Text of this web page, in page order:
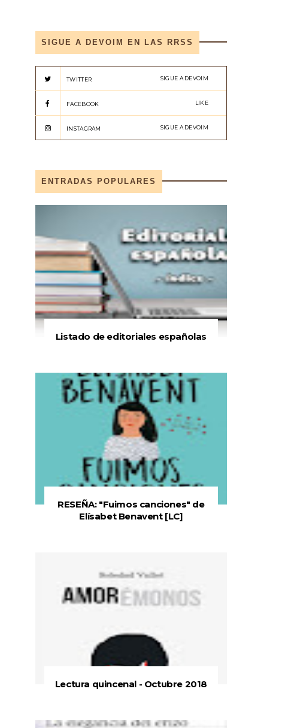
SIGUE A DEVOIM EN LAS RRSS
TWITTER SIGUE A DEVOIM
FACEBOOK LIKE
INSTAGRAM SIGUE A DEVOIM
ENTRADAS POPULARES
Listado de editoriales españolas
RESEÑA: "Fuimos canciones" de
Elísabet Benavent [LC]
Lectura quincenal - Octubre 2018